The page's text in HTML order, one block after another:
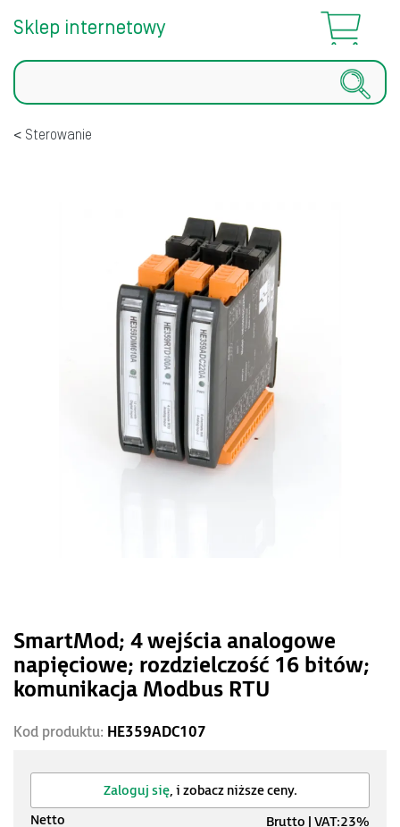
Sklep internetowy
Szukaj
Sterowanie
SmartMod; 4 wejścia analogowe
napięciowe; rozdzielczość 16 bitów;
komunikacja Modbus RTU
Kod produktu: HE359ADC107
Zaloguj się, i zobacz niższe ceny.